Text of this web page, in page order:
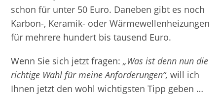
schon für unter 50 Euro. Daneben gibt es noch
Karbon-, Keramik- oder Wärmewellenheizungen
für mehrere hundert bis tausend Euro.
Wenn Sie sich jetzt fragen:„Was ist denn nun die
richtige Wahl für meine Anforderungen“, will ich
Ihnen jetzt den wohl wichtigsten Tipp geben …